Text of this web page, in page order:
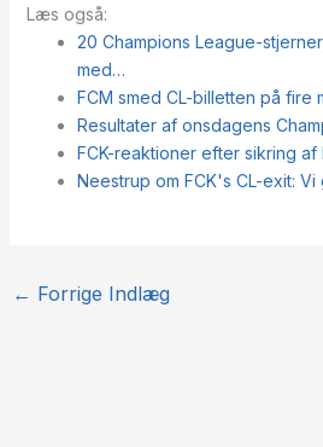
Læs også:
20 Champions League-
med…
FCM smed CL-billetten på fire
Resultater af onsdagens
FCK-reaktioner efter sikring af
Neestrup om FCK's CL-exit:
← Forrige Indlæg